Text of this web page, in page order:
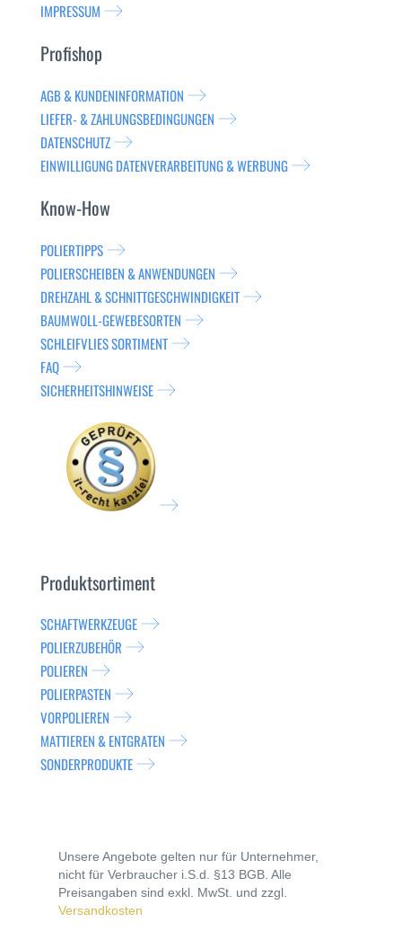
IMPRESSUM
Profishop
AGB & KUNDENINFORMATION
LIEFER- & ZAHLUNGSBEDINGUNGEN
DATENSCHUTZ
EINWILLIGUNG DATENVERARBEITUNG & WERBUNG
Know-How
POLIERTIPPS
POLIERSCHEIBEN & ANWENDUNGEN
DREHZAHL & SCHNITTGESCHWINDIGKEIT
BAUMWOLL-GEWEBESORTEN
SCHLEIFVLIES SORTIMENT
FAQ
SICHERHEITSHINWEISE
Produktsortiment
SCHAFTWERKZEUGE
POLIERZUBEHÖR
POLIEREN
POLIERPASTEN
VORPOLIEREN
MATTIEREN & ENTGRATEN
SONDERPRODUKTE
Unsere Angebote gelten nur für Unternehmer,
nicht für Verbraucher i.S.d. §13 BGB. Alle
Preisangaben sind exkl. MwSt. und zzgl.
Versandkosten